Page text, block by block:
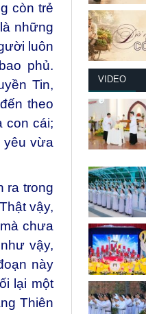
còn trẻ
những
luôn
phủ.
Tin,
theo
con cái;
yêu vừa
ra trong
vậy,
chưa
vậy,
này
lại một
Thiên
VIDEO